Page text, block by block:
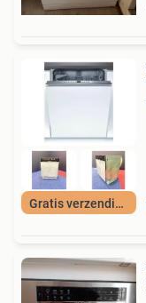
Gratis verzending